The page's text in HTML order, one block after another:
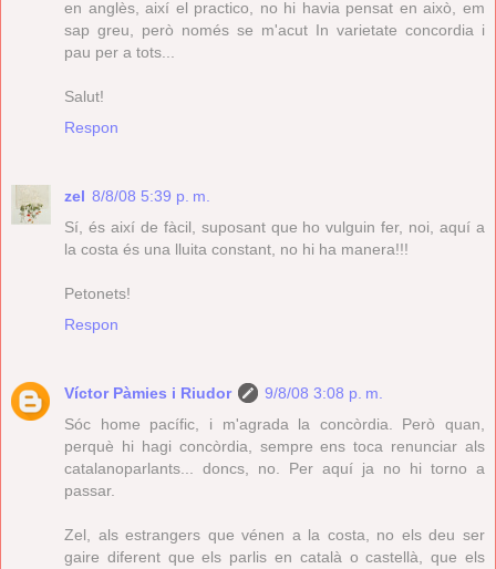
en anglès, així el practico, no hi havia pensat en això, em
sap greu, però només se m'acut In varietate concordia i
pau per a tots...
Salut!
Respon
zel 8/8/08 5:39 p. m.
Sí, és així de fàcil, suposant que ho vulguin fer, noi, aquí a
la costa és una lluita constant, no hi ha manera!!!
Petonets!
Respon
Víctor Pàmies i Riudor
9/8/08 3:08 p. m.
Sóc home pacífic, i m'agrada la concòrdia. Però quan,
perquè hi hagi concòrdia, sempre ens toca renunciar als
catalanoparlants... doncs, no. Per aquí ja no hi torno a
passar.
Zel, als estrangers que vénen a la costa, no els deu ser
gaire diferent que els parlis en català o castellà, que els